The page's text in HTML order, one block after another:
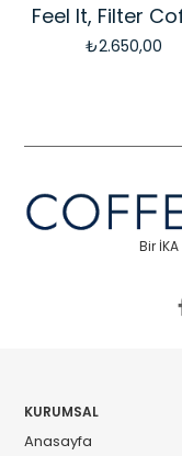
Feel It, Filter
₺2.650,00
Bir
KURUMSAL
Anasayfa